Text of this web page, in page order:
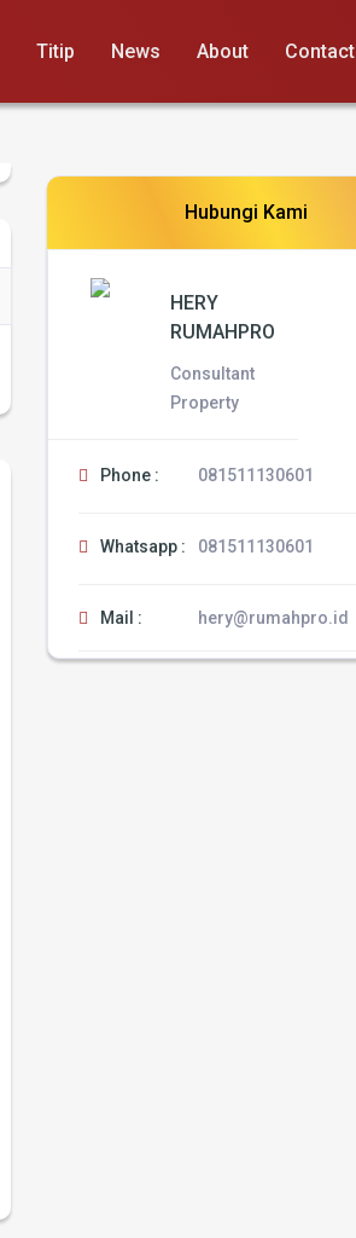
Titip News About Contact
Hubungi Kami
HERY
RUMAHPRO
Consultant
Property
Phone : 081511130601
Whatsapp : 081511130601
Mail : hery@rumahpro.id